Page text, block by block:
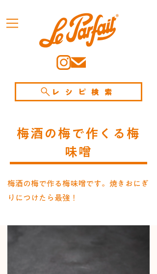
レシピ検索
梅酒の梅で作くる梅
味噌
梅酒の梅で作る梅味噌です。焼きおにぎ
りにつけたら最強！